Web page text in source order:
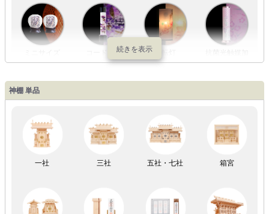
コードレス
工
LED灯 七色LED灯 和紙・絹製 木・竹製
初盆セット 贈るセット 盆提灯単品 一対セット
神棚 単品
一社 三社 五社・七社 箱宮